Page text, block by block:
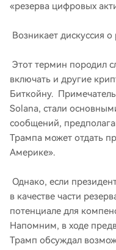
«резерва цифровых
Возникает дискуссия о
Этот термин породил
включать и другие
Биткойну.
Solana, стали
сообщений,
Трампа может отдать
Америке».
Однако, если
в качестве части
потенциале для
Напомним, в ходе
Трамп обсуждал